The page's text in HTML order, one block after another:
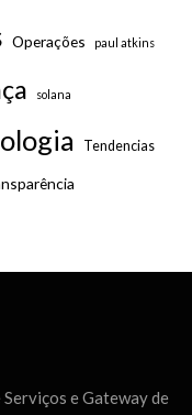
Operações paul atkins
solana
Tendencias
e Gateway de